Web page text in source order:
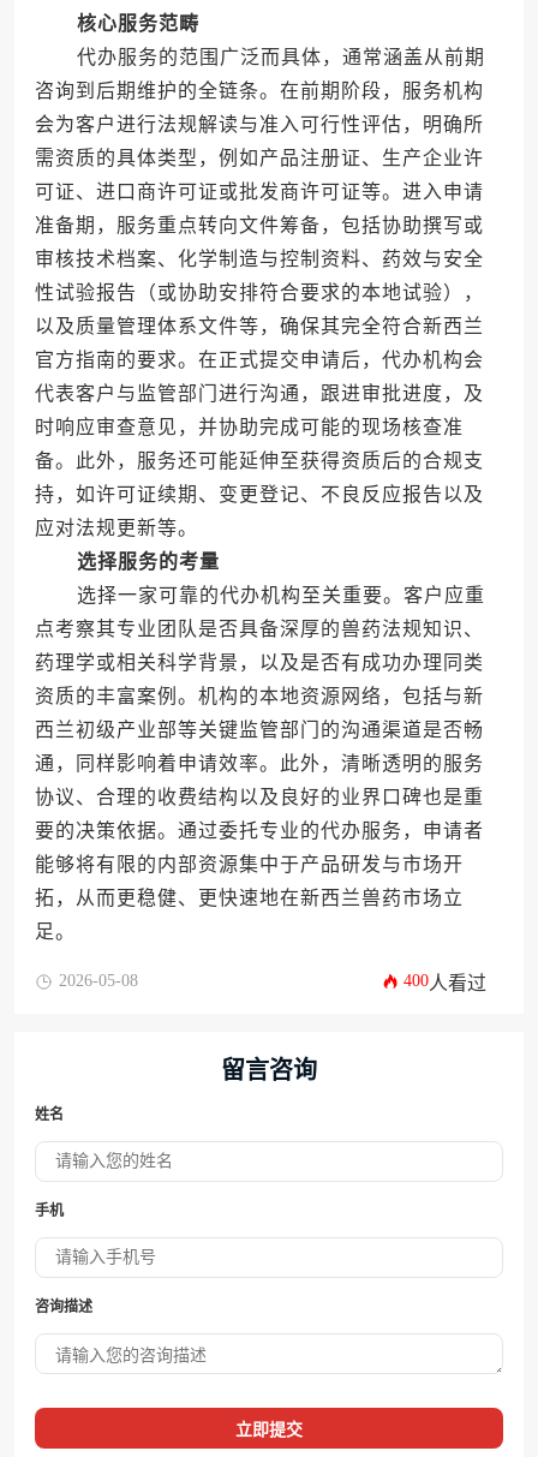
核心服务范畴
代办服务的范围广泛而具体，通常涵盖从前期
咨询到后期维护的全链条。在前期阶段，服务机构
会为客户进行法规解读与准入可行性评估，明确所
需资质的具体类型，例如产品注册证、生产企业许
可证、进口商许可证或批发商许可证等。进入申请
准备期，服务重点转向文件筹备，包括协助撰写或
审核技术档案、化学制造与控制资料、药效与安全
性试验报告（或协助安排符合要求的本地试验），
以及质量管理体系文件等，确保其完全符合新西兰
官方指南的要求。在正式提交申请后，代办机构会
代表客户与监管部门进行沟通，跟进审批进度，及
时响应审查意见，并协助完成可能的现场核查准
备。此外，服务还可能延伸至获得资质后的合规支
持，如许可证续期、变更登记、不良反应报告以及
应对法规更新等。
选择服务的考量
选择一家可靠的代办机构至关重要。客户应重
点考察其专业团队是否具备深厚的兽药法规知识、
药理学或相关科学背景，以及是否有成功办理同类
资质的丰富案例。机构的本地资源网络，包括与新
西兰初级产业部等关键监管部门的沟通渠道是否畅
通，同样影响着申请效率。此外，清晰透明的服务
协议、合理的收费结构以及良好的业界口碑也是重
要的决策依据。通过委托专业的代办服务，申请者
能够将有限的内部资源集中于产品研发与市场开
拓，从而更稳健、更快速地在新西兰兽药市场立
足。
2026-05-08 400人看过
留言咨询
姓名
手机
咨询描述
立即提交